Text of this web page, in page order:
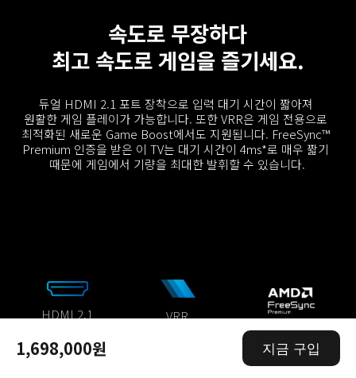
1,698,000원 지금 구입
속도로 무장하다
최고 속도로 게임을 즐기세요.
듀얼 HDMI 2.1 포트 장착으로 입력 대기 시간이 짧아져
원활한 게임 플레이가 가능합니다. 또한 VRR은 게임 전용으로
최적화된 새로운 Game Boost에서도 지원됩니다. FreeSync™
Premium 인증을 받은 이 TV는 대기 시간이 4ms*로 매우 짧기
때문에 게임에서 기량을 최대한 발휘할 수 있습니다.
HDMI 2.1
포트
VRR